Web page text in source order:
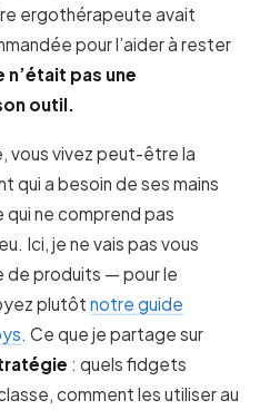
ergothérapeute avait
pour l’aider à rester
n’était pas une
outil.
vous vivez peut-être la
qui a besoin de ses mains
qui ne comprend pas
Ici, je ne vais pas vous
de produits — pour le
plutôtnotre guide
. Ce que je partage sur
: quels fidgets
comment les utiliser au